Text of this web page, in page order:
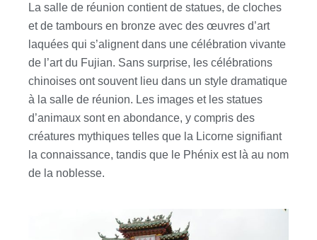
La salle de réunion contient de statues, de cloches
et de tambours en bronze avec des œuvres d’art
laquées qui s’alignent dans une célébration vivante
de l’art du Fujian. Sans surprise, les célébrations
chinoises ont souvent lieu dans un style dramatique
à la salle de réunion. Les images et les statues
d’animaux sont en abondance, y compris des
créatures mythiques telles que la Licorne signifiant
la connaissance, tandis que le Phénix est là au nom
de la noblesse.